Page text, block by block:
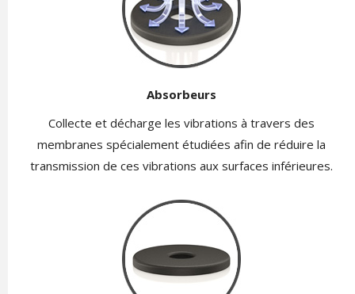
Absorbeurs
Collecte et décharge les vibrations à travers des
membranes spécialement étudiées afin de réduire la
transmission de ces vibrations aux surfaces inférieures.